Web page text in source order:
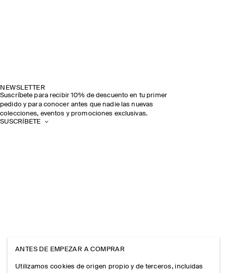
NEWSLETTER
Suscríbete para recibir 10% de descuento en tu primer
pedido y para conocer antes que nadie las nuevas
colecciones, eventos y promociones exclusivas.
SUSCRÍBETE
ANTES DE EMPEZAR A COMPRAR
Utilizamos cookies de origen propio y de terceros, incluidas